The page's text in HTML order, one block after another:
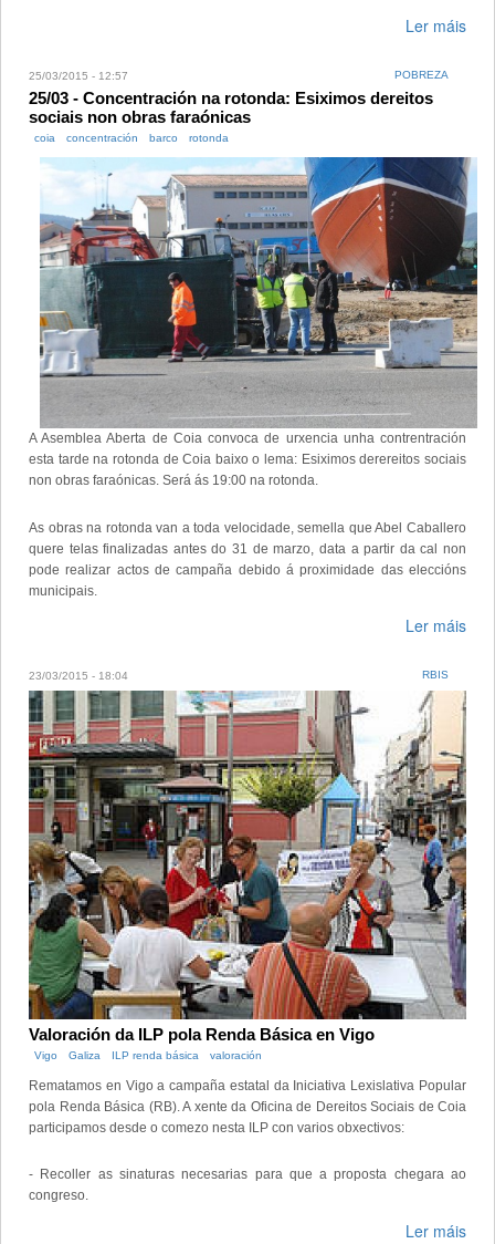
Ler máis
25/03/2015 - 12:57 POBREZA
25/03 - Concentración na rotonda: Esiximos dereitos
sociais non obras faraónicas
coia concentración barco rotonda
A Asemblea Aberta de Coia convoca de urxencia unha contrentración
esta tarde na rotonda de Coia baixo o lema: Esiximos derereitos sociais
non obras faraónicas. Será ás 19:00 na rotonda.
As obras na rotonda van a toda velocidade, semella que Abel Caballero
quere telas finalizadas antes do 31 de marzo, data a partir da cal non
pode realizar actos de campaña debido á proximidade das eleccións
municipais.
Ler máis
23/03/2015 - 18:04 RBIS
Valoración da ILP pola Renda Básica en Vigo
Vigo Galiza ILP renda básica valoración
Rematamos en Vigo a campaña estatal da Iniciativa Lexislativa Popular
pola Renda Básica (RB). A xente da Oficina de Dereitos Sociais de Coia
participamos desde o comezo nesta ILP con varios obxectivos:
- Recoller as sinaturas necesarias para que a proposta chegara ao
congreso.
Ler máis